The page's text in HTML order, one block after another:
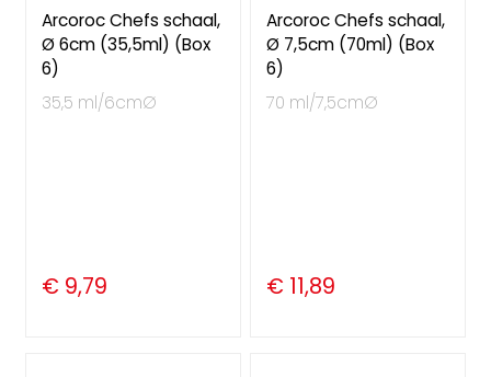
Arcoroc Chefs schaal,
Ø 6cm (35,5ml) (Box
6)
35,5 ml/6cmØ
€ 9,79
Arcoroc Chefs schaal,
Ø 7,5cm (70ml) (Box
6)
70 ml/7,5cmØ
€ 11,89